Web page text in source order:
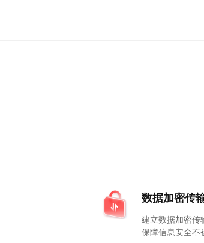
数据加密传
建立数据加密传
保障信息安全不